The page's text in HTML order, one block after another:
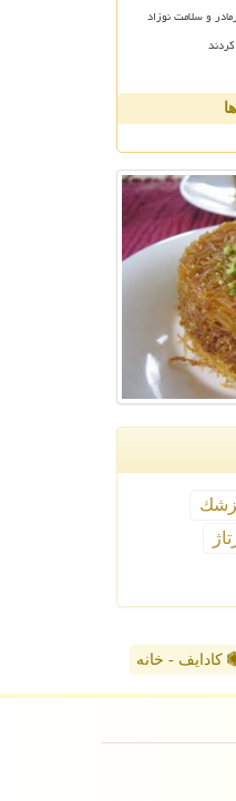
و سلامت نوزاد
کادایف - خانه